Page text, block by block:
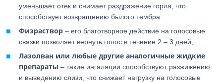
уменьшает отек и снимает раздражение горла, что
способствует возвращению былого тембра:
Физраствор – его благотворное действие на голосовые
связки позволяет вернуть голос в течение 2 – 3 дней;
Лазолван или любые другие аналогичные жидкие
препараты – такие ингаляции способствуют разжижению
и выведению слизи, что снижает нагрузку на голосовые